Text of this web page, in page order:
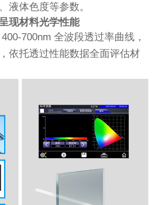
液体色度等参数。
现材料光学性能
700nm 全波段透过率曲线，
依托透过性能数据全面评估材